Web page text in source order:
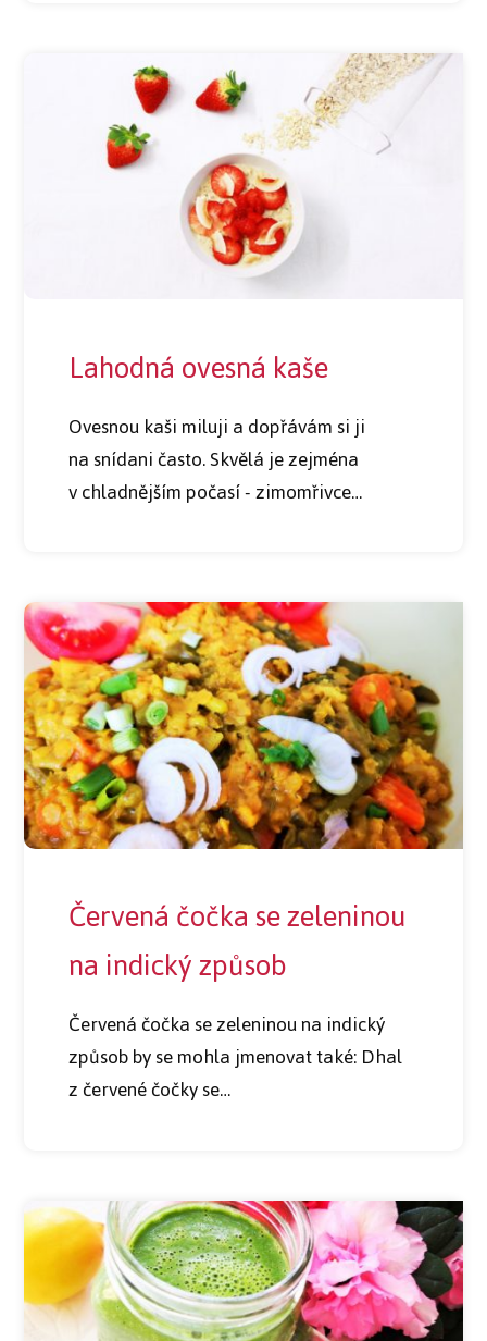
Lahodná ovesná kaše
Ovesnou kaši miluji a dopřávám si ji
na snídani často. Skvělá je zejména
v chladnějším počasí - zimomřivce…
Červená čočka se zeleninou
na indický způsob
Červená čočka se zeleninou na indický
způsob by se mohla jmenovat také: Dhal
z červené čočky se…